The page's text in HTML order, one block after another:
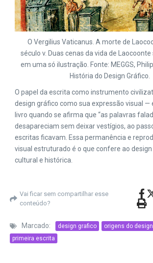
O Vergilius Vaticanus. A morte de
século v. Duas cenas da vida de
em uma só ilustração. Fonte: MEGGS,
História do Design Gráfico.
O papel da escrita como instrumento
design gráfico como sua expressão visual —
livro quando se afirma que “as palavras
desapareciam sem deixar vestígios, ao
escritas ficavam. Essa permanência e
visual estruturado é o que confere ao
cultural e histórica.
Vai ficar sem compartilhar esse
conteúdo?
Marcado: design grafico origens do design
primeira escrita